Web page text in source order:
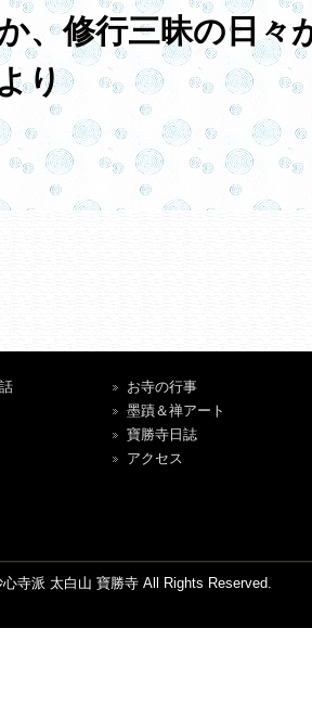
、修行三昧の日々
り
お寺の行事
墨蹟＆禅アート
寶勝寺日誌
アクセス
寺派 太白山 寶勝寺 All Rights Reserved.